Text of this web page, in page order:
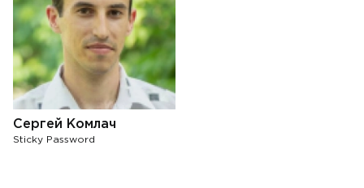
Сергей Комлач
Sticky Password